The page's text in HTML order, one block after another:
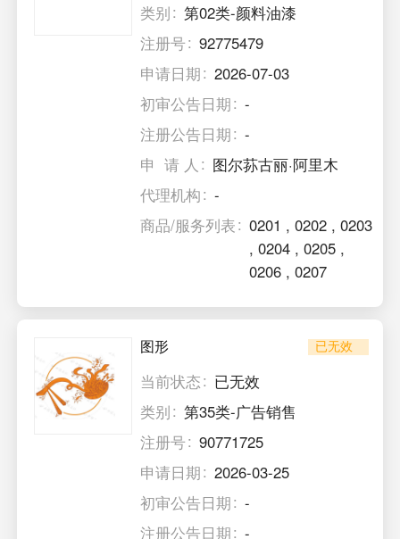
类别
第02类-颜料油漆
注册号
92775479
申请日期
2026-07-03
初审公告日期
-
注册公告日期
-
申 请 人
图尔荪古丽·阿里木
代理机构
-
商品/服务列表
0201 ,0202 ,0203
,0204 ,0205 ,
0206 ,0207
图形 已无效
当前状态
已无效
类别
第35类-广告销售
注册号
90771725
申请日期
2026-03-25
初审公告日期
-
注册公告日期
-